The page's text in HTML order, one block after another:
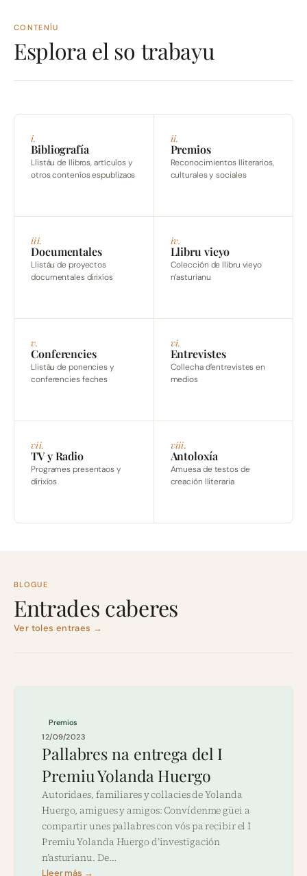
CONTENÍU
Esplora el so trabayu
i.
Bibliografía
Llistáu de llibros, artículos y
otros conteníos espublizaos
ii.
Premios
Reconocimientos lliterarios,
culturales y sociales
iii.
Documentales
Llistáu de proyectos
documentales dirixíos
iv.
Llibru vieyo
Colección de llibru vieyo
n’asturianu
v.
Conferencies
Llistáu de ponencies y
conferencies feches
vi.
Entrevistes
Collecha d’entrevistes en
medios
vii.
TV y Radio
Programes presentaos y
dirixíos
viii.
Antoloxía
Amuesa de testos de
creación lliteraria
BLOGUE
Entrades caberes
Ver toles entraes →
Premios
12/09/2023
Pallabres na entrega del I
Premiu Yolanda Huergo
Autoridaes, familiares y collacies de Yolanda
Huergo, amigues y amigos: Convídenme güei a
compartir unes pallabres con vós pa recibir el I
Premiu Yolanda Huergo d’investigación
n’asturianu. De…
Lleer más →